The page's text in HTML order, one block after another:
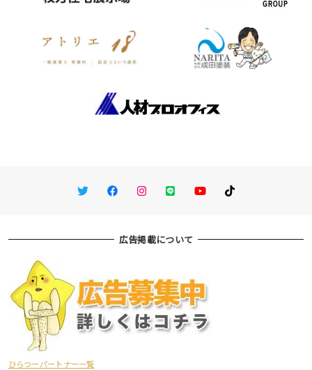
TwitterFacebookInstagram
LINE You TubeTikTok
広告掲載について
ひらつーパートナー一覧